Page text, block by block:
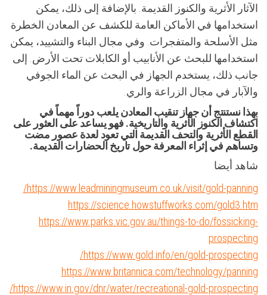
الآثار الأثرية والكنوز القديمة. بالإضافة إلى ذلك، يمكن
استخدامها في الأماكن العامة للكشف عن المعادن الخطرة
مثل الأسلحة والمتفجرات. وفي مجال البناء والتشييد، يمكن
استخدامها للبحث عن الأنابيب أو الكابلات تحت الأرض. إلى
جانب ذلك، يستخدم الجهاز في البحث عن الماء الجوفي
والآبار في مجال الزراعة والري.
بهذا نستنتج أن جهاز تنقيب المعادن يلعب دوراً مهماً في
اكتشاف الكنوز الأثرية والتاريخية. فهو يساعد على العثور على
القطع الأثرية والتحف القديمة التي تعود لعدة عصور مضت
وتساهم في إثراء المعرفة حول تاريخ الحضارات القديمة.
شاهد أيضا
https://www.leadminingmuseum.co.uk/visit/gold-panning/
https://science.howstuffworks.com/gold3.htm
https://www.parks.vic.gov.au/things-to-do/fossicking-
prospecting
https://www.gold.info/en/gold-prospecting/
https://www.britannica.com/technology/panning
https://www.in.gov/dnr/water/recreational-gold-prospecting/